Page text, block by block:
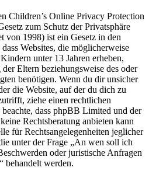
Children’s Online Privacy Protection
zum Schutz der Privatsphäre
von 1998) ist ein Gesetz in den
Websites, die möglicherweise
unter 13 Jahren erheben,
Eltern beziehungsweise des oder
benötigen. Wenn du dir unsicher
die Website, auf der du dich zu
ziehe einen rechtlichen
dass phpBB Limited und der
Rechtsberatung anbieten kann
für Rechtsangelegenheiten jeglicher
unter der Frage „An wen soll ich
oder juristische Anfragen
behandelt werden.